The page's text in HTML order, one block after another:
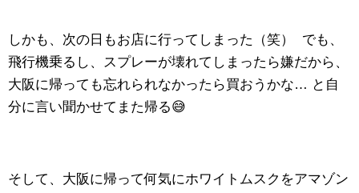
しかも、次の日もお店に行ってしまった（笑） でも、
飛行機乗るし、スプレーが壊れてしまったら嫌だから、
大阪に帰っても忘れられなかったら買おうかな… と自
分に言い聞かせてまた帰る😅
そして、大阪に帰って何気にホワイトムスクをアマゾン